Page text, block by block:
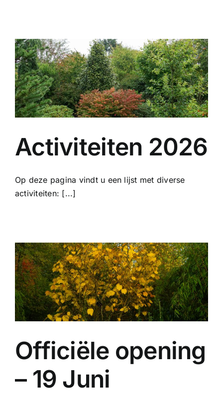
Activiteiten 2026
Op deze pagina vindt u een lijst met diverse
activiteiten: [...]
Officiële opening
– 19 Juni